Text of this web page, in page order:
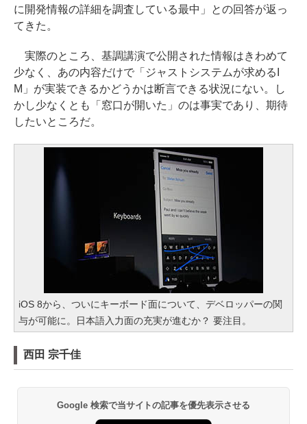
に開発情報の詳細を調査している最中」との回答が返っ
てきた。
実際のところ、基調講演で公開された情報はきわめて
少なく、あの内容だけで「ジャストシステムが求めるI
M」が実装できるかどうかは断言できる状況にない。し
かし少なくとも「窓口が開いた」のは事実であり、期待
したいところだ。
iOS 8から、ついにキーボード面について、デベロッパーの関
与が可能に。日本語入力面の充実が進むか？ 要注目。
西田 宗千佳
Google 検索で当サイトの記事を優先表示させる